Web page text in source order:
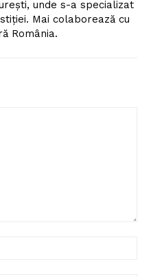
unde s-a specializat
Mai colaborează cu
România.